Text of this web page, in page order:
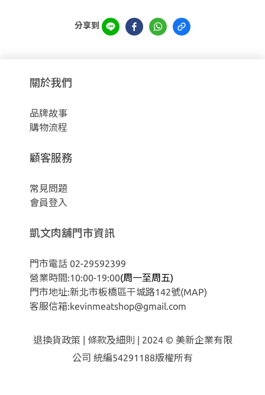
分享到
關於我們
品牌故事
購物流程
顧客服務
常見問題
會員登入
凱文肉舖門市資訊
門市電話 02-29592399
營業時間:10:00-19:00(周一至周五)
門市地址:新北市板橋區干城路142號(MAP)
客服信箱:kevinmeatshop@gmail.com
退換貨政策 | 條款及細則 | 2024 © 美新企業有限
公司 統編54291188版權所有